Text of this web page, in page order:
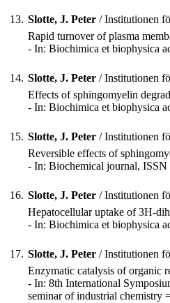
13. Slotte, J. Peter / Institutionen
Rapid turnover of plasma
- In: Biochimica et biophysica
14. Slotte, J. Peter / Institutionen
Effects of sphingomyelin
- In: Biochimica et biophysica
15. Slotte, J. Peter / Institutionen
Reversible effects of
- In: Biochemical journal,
16. Slotte, J. Peter / Institutionen
Hepatocellular uptake of 3H-
- In: Biochimica et biophysica
17. Slotte, J. Peter / Institutionen
Enzymatic catalysis of organic
- In: 8th International
seminar of industrial chemistry